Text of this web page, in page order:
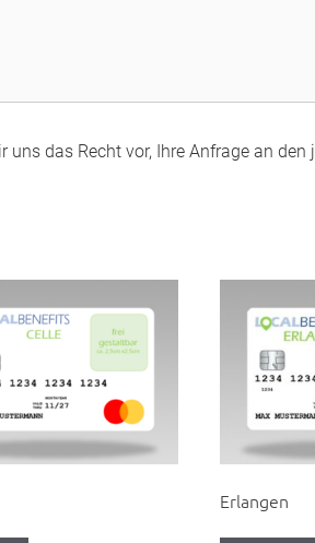
das Recht vor, Ihre Anfrage an
Erlangen